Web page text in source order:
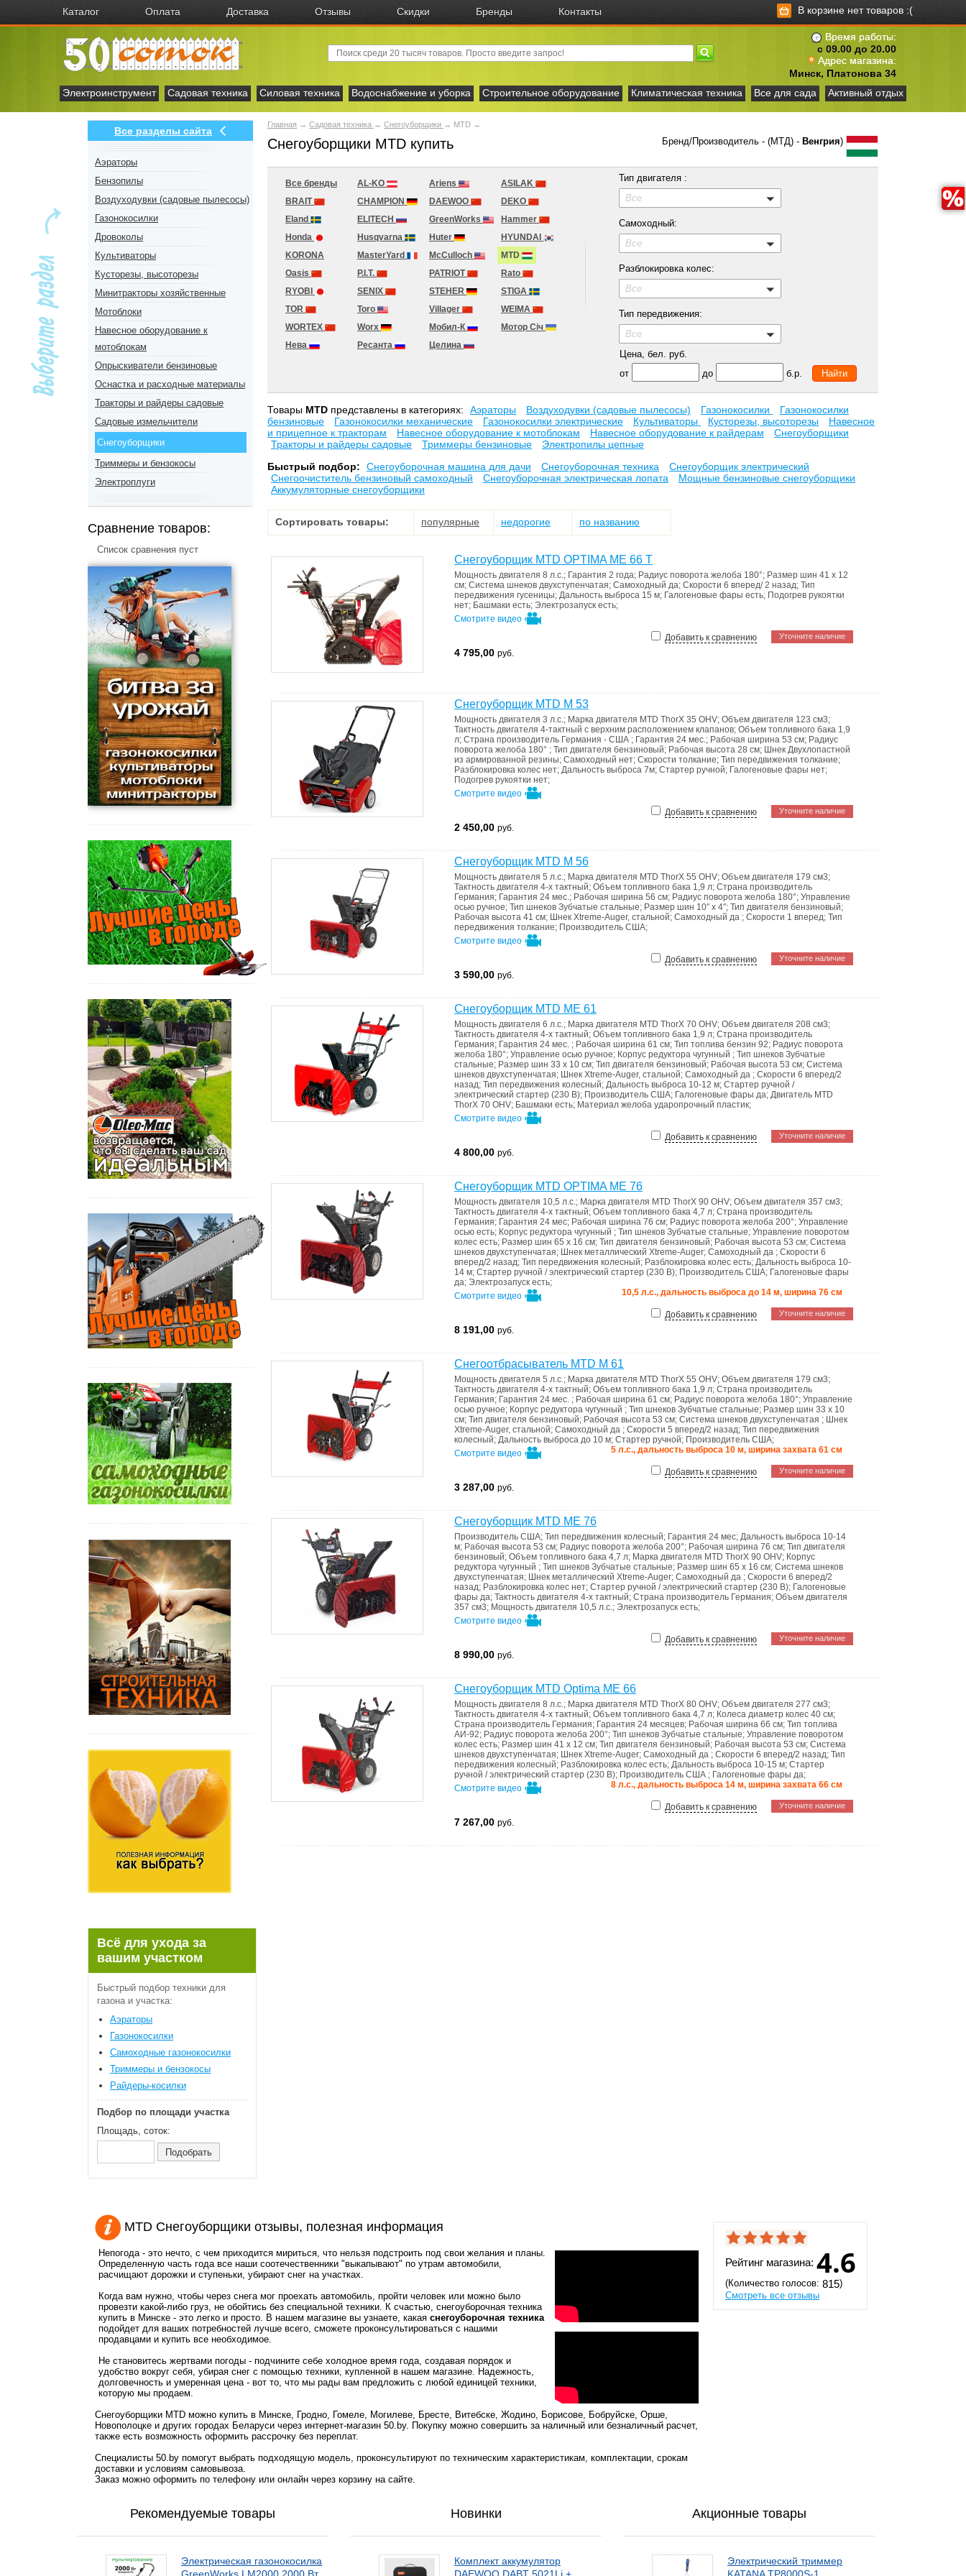
Каталог Оплата Доставка Отзывы Скидки Бренды Контакты В корзине нет товаров :(
Время работы:
с 09.00 до 20.00
Адрес магазина:
Минск, Платонова 34
Электроинструмент
Садовая техника Силовая техника Водоснабжение и уборка Строительное оборудование Климатическая техника Все для сада Активный отдых
Все разделы сайта
Аэраторы
Бензопилы
Воздуходувки (садовые пылесосы)
Газонокосилки
Дровоколы
Культиваторы
Кусторезы, высоторезы
Минитракторы хозяйственные
Мотоблоки
Навесное оборудование к
мотоблокам
Опрыскиватели бензиновые
Оснастка и расходные материалы
Тракторы и райдеры садовые
Садовые измельчители
Снегоуборщики
Триммеры и бензокосы
Электроплуги
Сравнение товаров:
Список сравнения пуст
Всё для ухода за
вашим участком
Быстрый подбор техники для
газона и участка:
Аэраторы
Газонокосилки
Самоходные газонокосилки
Триммеры и бензокосы
Райдеры-косилки
Подбор по площади участка
Площадь, соток:
Главная → Садовая техника → Снегоуборщики → MTD →
Снегоуборщики MTD купить Бренд/Производитель - (МТД) - Венгрия)
Все бренды AL-KO Ariens
ASILAK
BRAIT
CHAMPION DAEWOO
DEKO
Eland
ELITECH GreenWorks
Hammer
Honda
Husqvarna Huter
HYUNDAI
KORONA
MasterYard McCulloch
MTD
Oasis
P.I.T. PATRIOT
Rato
RYOBI
SENIX STEHER
STIGA
TOR
Toro Villager
WEIMA
WORTEX
Worx Мобил-К
Мотор Сiч
Нева
Ресанта Целина
Тип двигателя :
Все
Самоходный:
Все
Разблокировка колес:
Все
Тип передвижения:
Все
Цена, бел. руб.
от
до б.р.
Товары MTD представлены в категориях: Аэраторы Воздуходувки (садовые пылесосы) Газонокосилки
Газонокосилки
бензиновые
Газонокосилки механические Газонокосилки электрические Культиваторы Кусторезы, высоторезы
Навесное
и прицепное к тракторам
Навесное оборудование к мотоблокам Навесное оборудование к райдерам
Снегоуборщики
Тракторы и райдеры садовые
Триммеры бензиновые
Электропилы цепные
Быстрый подбор:
Снегоуборочная машина для дачи Снегоуборочная техника
Снегоуборщик электрический
Снегоочиститель бензиновый самоходный
Снегоуборочная электрическая лопата
Мощные бензиновые снегоуборщики
Аккумуляторные снегоуборщики
Сортировать товары: популярные недорогие по названию
Снегоуборщик MTD OPTIMA ME 66 T
Мощность двигателя 8 л.с.; Гарантия 2 года; Радиус поворота желоба 180°; Размер шин 41 х 12
см; Система шнеков двухступенчатая; Самоходный да; Скорости 6 вперед/ 2 назад; Тип
передвижения гусеницы; Дальность выброса 15 м; Галогеновые фары есть; Подогрев рукоятки
нет; Башмаки есть; Электрозапуск есть;
Смотрите видео
Уточните наличие
Добавить к сравнению
4 795,00 руб.
Снегоуборщик MTD M 53
Мощность двигателя 3 л.с.; Марка двигателя MTD ThorX 35 OHV; Объем двигателя 123 см3;
Тактность двигателя 4-тактный c верхним расположением клапанов; Объем топливного бака 1,9
л; Страна производитель Германия - США ; Гарантия 24 мес.; Рабочая ширина 53 см; Радиус
поворота желоба 180° ; Тип двигателя бензиновый; Рабочая высота 28 см; Шнек Двухлопастной
из армированной резины; Самоходный нет; Скорости толкание; Тип передвижения толкание;
Разблокировка колес нет; Дальность выброса 7м; Стартер ручной; Галогеновые фары нет;
Подогрев рукоятки нет;
Смотрите видео
Уточните наличие
Добавить к сравнению
2 450,00 руб.
Снегоуборщик MTD M 56
Мощность двигателя 5 л.с.; Марка двигателя MTD ThorX 55 OHV; Объем двигателя 179 см3;
Тактность двигателя 4-х тактный; Объем топливного бака 1,9 л; Страна производитель
Германия; Гарантия 24 мес.; Рабочая ширина 56 см; Радиус поворота желоба 180°; Управление
осью ручное; Тип шнеков Зубчатые стальные; Размер шин 10″ х 4″; Тип двигателя бензиновый;
Рабочая высота 41 см; Шнек Xtreme-Auger, стальной; Самоходный да ; Скорости 1 вперед; Тип
передвижения толкание; Производитель США;
Смотрите видео
Уточните наличие
Добавить к сравнению
3 590,00 руб.
Снегоуборщик MTD ME 61
Мощность двигателя 6 л.с.; Марка двигателя MTD ThorX 70 OHV; Объем двигателя 208 см3;
Тактность двигателя 4-х тактный; Объем топливного бака 1,9 л; Страна производитель
Германия; Гарантия 24 мес. ; Рабочая ширина 61 см; Тип топлива бензин 92; Радиус поворота
желоба 180°; Управление осью ручное; Корпус редуктора чугунный ; Тип шнеков Зубчатые
стальные; Размер шин 33 x 10 см; Тип двигателя бензиновый; Рабочая высота 53 см; Система
шнеков двухступенчатая; Шнек Xtreme-Auger, стальной; Самоходный да ; Скорости 6 вперед/2
назад; Тип передвижения колесный; Дальность выброса 10-12 м; Стартер ручной /
электрический стартер (230 В); Производитель США; Галогеновые фары да; Двигатель MTD
ThorX 70 OHV; Башмаки есть; Материал желоба ударопрочный пластик;
Смотрите видео
Уточните наличие
Добавить к сравнению
4 800,00 руб.
Снегоуборщик MTD OPTIMA ME 76
Мощность двигателя 10,5 л.с.; Марка двигателя MTD ThorX 90 OHV; Объем двигателя 357 см3;
Тактность двигателя 4-х тактный; Объем топливного бака 4,7 л; Страна производитель
Германия; Гарантия 24 мес; Рабочая ширина 76 см; Радиус поворота желоба 200°; Управление
осью есть; Корпус редуктора чугунный ; Тип шнеков Зубчатые стальные; Управление поворотом
колес есть; Размер шин 65 х 16 см; Тип двигателя бензиновый; Рабочая высота 53 см; Система
шнеков двухступенчатая; Шнек металлический Xtreme-Auger; Самоходный да ; Скорости 6
вперед/2 назад; Тип передвижения колесный; Разблокировка колес есть; Дальность выброса 10-
14 м; Стартер ручной / электрический стартер (230 В); Производитель США; Галогеновые фары
да; Электрозапуск есть;
10,5 л.с., дальность выброса до 14 м, ширина 76 см
Смотрите видео
Уточните наличие
Добавить к сравнению
8 191,00 руб.
Снегоотбрасыватель MTD M 61
Мощность двигателя 5 л.с.; Марка двигателя MTD ThorX 55 OHV; Объем двигателя 179 см3;
Тактность двигателя 4-х тактный; Объем топливного бака 1,9 л; Страна производитель
Германия; Гарантия 24 мес. ; Рабочая ширина 61 см; Радиус поворота желоба 180°; Управление
осью ручное; Корпус редуктора чугунный ; Тип шнеков Зубчатые стальные; Размер шин 33 x 10
см; Тип двигателя бензиновый; Рабочая высота 53 см; Система шнеков двухступенчатая ; Шнек
Xtreme-Auger, стальной; Самоходный да ; Скорости 5 вперед/2 назад; Тип передвижения
колесный; Дальность выброса до 10 м; Стартер ручной; Производитель США;
5 л.с., дальность выброса 10 м, ширина захвата 61 см
Смотрите видео
Уточните наличие
Добавить к сравнению
3 287,00 руб.
Снегоуборщик MTD ME 76
Производитель США; Тип передвижения колесный; Гарантия 24 мес; Дальность выброса 10-14
м; Рабочая высота 53 см; Радиус поворота желоба 200°; Рабочая ширина 76 см; Тип двигателя
бензиновый; Объем топливного бака 4,7 л; Марка двигателя MTD ThorX 90 OHV; Корпус
редуктора чугунный ; Тип шнеков Зубчатые стальные; Размер шин 65 х 16 см; Система шнеков
двухступенчатая; Шнек металлический Xtreme-Auger; Самоходный да ; Скорости 6 вперед/2
назад; Разблокировка колес нет; Стартер ручной / электрический стартер (230 В); Галогеновые
фары да; Тактность двигателя 4-х тактный; Страна производитель Германия; Объем двигателя
357 см3; Мощность двигателя 10,5 л.с.; Электрозапуск есть;
Смотрите видео
Уточните наличие
Добавить к сравнению
8 990,00 руб.
Снегоуборщик MTD Optima ME 66
Мощность двигателя 8 л.с.; Марка двигателя MTD ThorX 80 OHV; Объем двигателя 277 см3;
Тактность двигателя 4-х тактный; Объем топливного бака 4,7 л; Колеса диаметр колес 40 см;
Страна производитель Германия; Гарантия 24 месяцев; Рабочая ширина 66 см; Тип топлива
АИ-92; Радиус поворота желоба 200°; Тип шнеков Зубчатые стальные; Управление поворотом
колес есть; Размер шин 41 х 12 см; Тип двигателя бензиновый; Рабочая высота 53 см; Система
шнеков двухступенчатая; Шнек Xtreme-Auger; Самоходный да ; Скорости 6 вперед/2 назад; Тип
передвижения колесный; Разблокировка колес есть; Дальность выброса 10-15 м; Стартер
ручной / электрический стартер (230 В); Производитель США ; Галогеновые фары да;
8 л.с., дальность выброса 14 м, ширина захвата 66 см
Смотрите видео
Уточните наличие
Добавить к сравнению
7 267,00 руб.
MTD Снегоуборщики отзывы, полезная информация
Непогода - это нечто, с чем приходится мириться, что нельзя подстроить под свои желания и планы.
Определенную часть года все наши соотечественники "выкапывают" по утрам автомобили,
расчищают дорожки и ступеньки, убирают снег на участках.
Когда вам нужно, чтобы через снега мог проехать автомобиль, пройти человек или можно было
провезти какой-либо груз, не обойтись без специальной техники. К счастью, снегоуборочная техника
купить в Минске - это легко и просто. В нашем магазине вы узнаете, какая снегоуборочная техника
подойдет для ваших потребностей лучше всего, сможете проконсультироваться с нашими
продавцами и купить все необходимое.
Не становитесь жертвами погоды - подчините себе холодное время года, создавая порядок и
удобство вокруг себя, убирая снег с помощью техники, купленной в нашем магазине. Надежность,
долговечность и умеренная цена - вот то, что мы рады вам предложить с любой единицей техники,
которую мы продаем.
Снегоуборщики MTD можно купить в Минске, Гродно, Гомеле, Могилеве, Бресте, Витебске, Жодино, Борисове, Бобруйске, Орше,
Новополоцке и других городах Беларуси через интернет-магазин 50.by. Покупку можно совершить за наличный или безналичный расчет,
также есть возможность оформить рассрочку без переплат.
Специалисты 50.by помогут выбрать подходящую модель, проконсультируют по техническим характеристикам, комплектации, срокам
доставки и условиям самовывоза.
Заказ можно оформить по телефону или онлайн через корзину на сайте.
Рейтинг магазина: 4.6
(Количество голосов: 815)
Смотреть все отзывы
Рекомендуемые товары
Электрическая газонокосилка
Новинки
Комплект аккумулятор
Акционные товары
Электрический триммер